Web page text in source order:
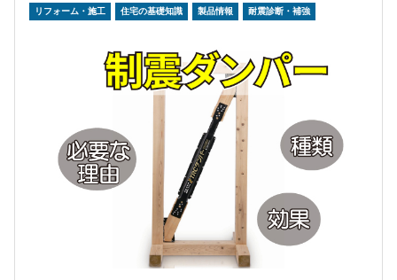
リフォーム・施工 住宅の基礎知識 製品情報 耐震診断・補強